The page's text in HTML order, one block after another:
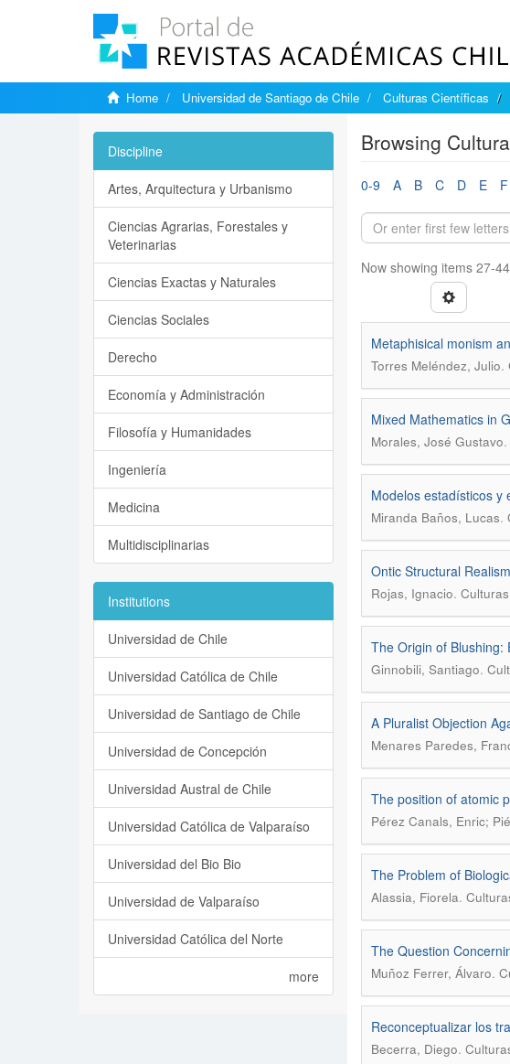
Home Universidad de Santiago de Chile Culturas Científicas
Browsing
0-9 A B C D E F
Now showing items 27-
Metaphisical monism
Torres Meléndez, Julio.
Mixed Mathematics in
Morales, José Gustavo.
Modelos estadísticos y
Miranda Baños, Lucas.
Ontic Structural Realism
Rojas, Ignacio.
The Origin of Blushing:
Ginnobili, Santiago.
A Pluralist Objection
Menares Paredes,
The position of atomic
Pérez Canals, Enric;
The Problem of
Alassia, Fiorela.
The Question
Muñoz Ferrer, Álvaro.
Reconceptualizar los
Becerra, Diego.
Discipline
Artes, Arquitectura y Urbanismo
Ciencias Agrarias, Forestales y
Veterinarias
Ciencias Exactas y Naturales
Ciencias Sociales
Derecho
Economía y Administración
Filosofía y Humanidades
Ingeniería
Medicina
Multidisciplinarias
Institutions
Universidad de Chile
Universidad Católica de Chile
Universidad de Santiago de Chile
Universidad de Concepción
Universidad Austral de Chile
Universidad Católica de Valparaíso
Universidad del Bio Bio
Universidad de Valparaíso
Universidad Católica del Norte
more